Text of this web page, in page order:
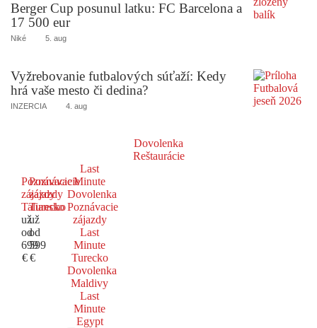
Berger Cup posunul latku: FC Barcelona a
17 500 eur
Niké 5. aug
Vyžrebovanie futbalových súťaží: Kedy
hrá vaše mesto či dedina?
INZERCIA 4. aug
Dovolenka
Reštaurácie
Poznávacie
zájazdy
Taliansko
už
od
699
€
Poznávacie
zájazdy
Turecko
už
od
599
€
Last
Minute
Dovolenka
Poznávacie
zájazdy
Last
Minute
Turecko
Dovolenka
Maldivy
Last
Minute
Egypt